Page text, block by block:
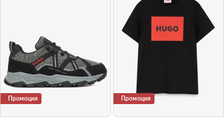
Промоция Промоция